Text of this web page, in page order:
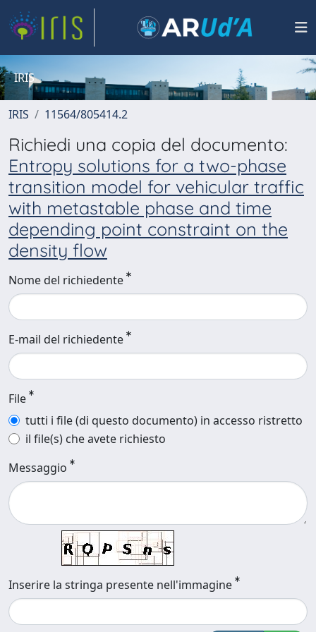
IRIS
IRIS 11564/805414.2
Richiedi una copia del documento:
Entropy solutions for a two-phase
transition model for vehicular traffic
with metastable phase and time
depending point constraint on the
density flow
Nome del richiedente
E-mail del richiedente
File
tutti i file (di questo documento) in accesso ristretto
il file(s) che avete richiesto
Messaggio
Inserire la stringa presente nell'immagine